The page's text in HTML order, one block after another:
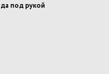
под рукой